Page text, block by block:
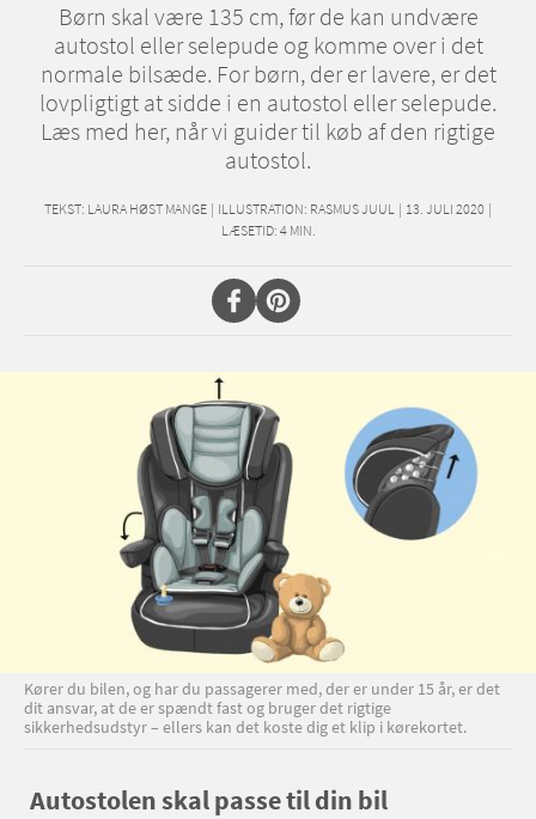
Børn skal være 135 cm, før de kan undvære
autostol eller selepude og komme over i det
normale bilsæde. For børn, der er lavere, er det
lovpligtigt at sidde i en autostol eller selepude.
Læs med her, når vi guider til køb af den rigtige
autostol.
TEKST: LAURA HØST MANGE | ILLUSTRATION: RASMUS JUUL | 13. JULI 2020 |
LÆSETID: 4 MIN.
Kører du bilen, og har du passagerer med, der er under 15 år, er det
dit ansvar, at de er spændt fast og bruger det rigtige
sikkerhedsudstyr – ellers kan det koste dig et klip i kørekortet.
Autostolen skal passe til din bil